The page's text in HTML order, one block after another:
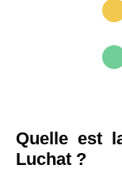
Quelle est
Luchat ?